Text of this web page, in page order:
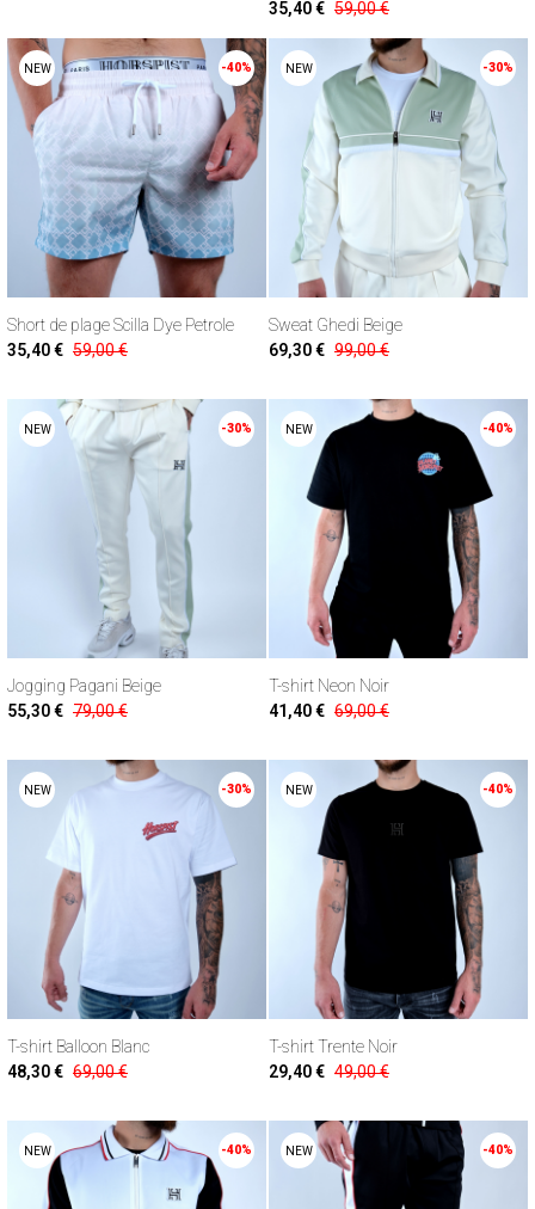
35,40 € 59,00 €
NEW -40%
Short de plage Scilla Dye Petrole
35,40 € 59,00 €
NEW -30%
Sweat Ghedi Beige
69,30 € 99,00 €
NEW -30%
Jogging Pagani Beige
55,30 € 79,00 €
NEW -40%
T-shirt Neon Noir
41,40 € 69,00 €
NEW -30%
T-shirt Balloon Blanc
48,30 € 69,00 €
NEW -40%
T-shirt Trente Noir
29,40 € 49,00 €
NEW -40% NEW -40%